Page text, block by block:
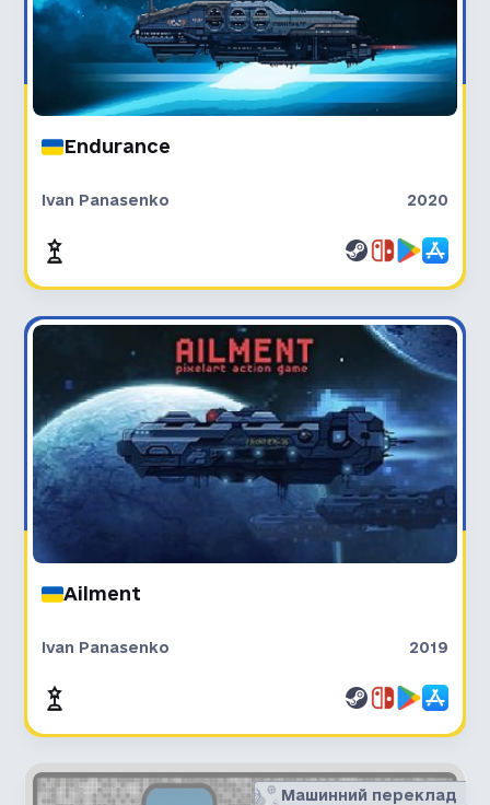
Endurance
Ivan Panasenko 2020
Ailment
Ivan Panasenko 2019
Машинний переклад